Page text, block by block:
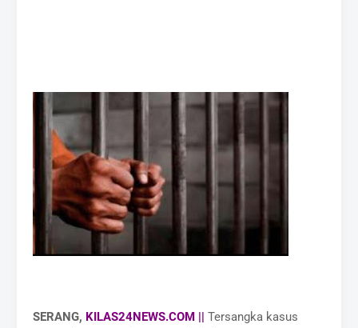
SERANG, KILAS24NEWS.COM || Tersangka kasus